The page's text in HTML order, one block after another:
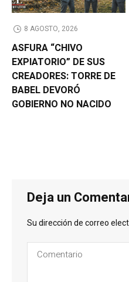
8 AGOSTO, 2026
ASFURA “CHIVO
EXPIATORIO” DE SUS
CREADORES: TORRE DE
BABEL DEVORÓ
GOBIERNO NO NACIDO
Deja un
Su dirección de correo